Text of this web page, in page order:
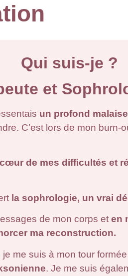
Qui suis-je ?
et
un profond
C’est lors de mon burn-
de mes difficultés et
la sophrologie, un vrai
de mon corps et en
ma reconstruction.
me suis à mon tour
. Je me suis